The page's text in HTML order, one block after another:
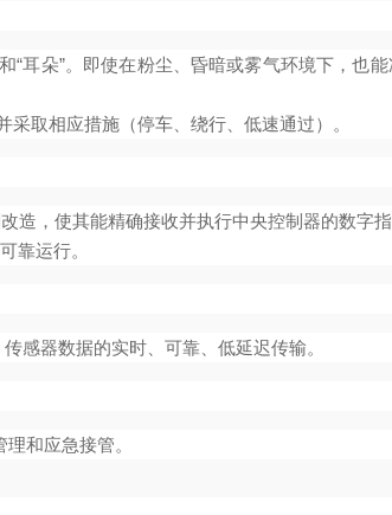
耳朵”。即使在粉尘、昏暗或雾气环境下，也能
取相应措施（停车、绕行、低速通过）。
造，使其能精确接收并执行中央控制器的数字指
靠运行。
感器数据的实时、可靠、低延迟传输。
和应急接管。